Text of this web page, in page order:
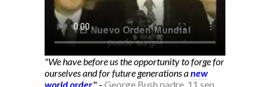
"We have before us the opportunity to forge for
ourselves and for future generations anew
world order," - George Bush padre, 11 sep.